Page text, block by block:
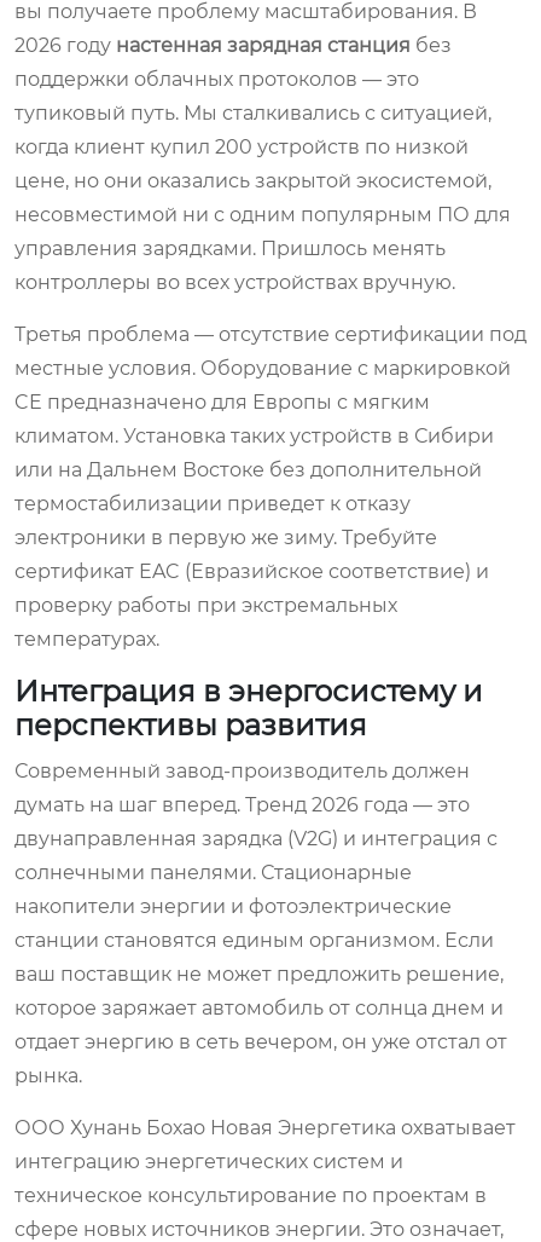
вы получаете проблему масштабирования. В
2026 году настенная зарядная станция без
поддержки облачных протоколов — это
тупиковый путь. Мы сталкивались с ситуацией,
когда клиент купил 200 устройств по низкой
цене, но они оказались закрытой экосистемой,
несовместимой ни с одним популярным ПО для
управления зарядками. Пришлось менять
контроллеры во всех устройствах вручную.
Третья проблема — отсутствие сертификации под
местные условия. Оборудование с маркировкой
CE предназначено для Европы с мягким
климатом. Установка таких устройств в Сибири
или на Дальнем Востоке без дополнительной
термостабилизации приведет к отказу
электроники в первую же зиму. Требуйте
сертификат EAC (Евразийское соответствие) и
проверку работы при экстремальных
температурах.
Интеграция в энергосистему и
перспективы развития
Современный завод-производитель должен
думать на шаг вперед. Тренд 2026 года — это
двунаправленная зарядка (V2G) и интеграция с
солнечными панелями. Стационарные
накопители энергии и фотоэлектрические
станции становятся единым организмом. Если
ваш поставщик не может предложить решение,
которое заряжает автомобиль от солнца днем и
отдает энергию в сеть вечером, он уже отстал от
рынка.
ООО Хунань Бохао Новая Энергетика охватывает
интеграцию энергетических систем и
техническое консультирование по проектам в
сфере новых источников энергии. Это означает,